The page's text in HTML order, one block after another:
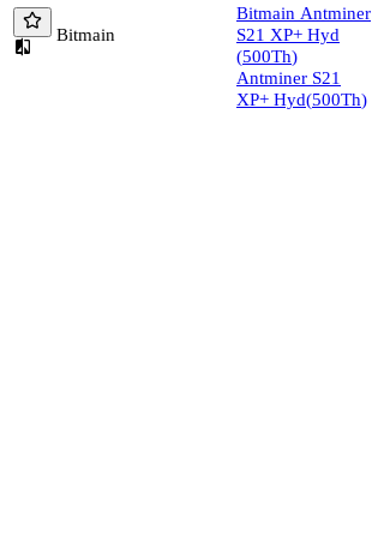
Bitmain
Bitmain Antminer
S21 XP+ Hyd
(500Th)
Antminer S21
XP+ Hyd(500Th)